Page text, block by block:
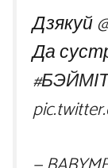
Дзякуй
Да